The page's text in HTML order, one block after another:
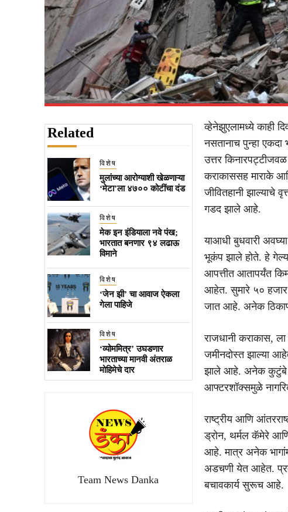
Related
विशेष
मुलांच्या आरोग्याशी खेळणाऱ्या
‘मेटा’ला ४७०० कोटींचा दंड
विशेष
मेक इन इंडियाला नवे पंख;
भारतात बनणार ९४ लढाऊ
विमाने
विशेष
‘जेन झी’ चा आवाज ऐकला
गेला पाहिजे
विशेष
‘व्योममित्र’ उघडणार
भारताच्या मानवी अंतराळ
मोहिमेचे दार
Team News Danka
व्हेनेझुएलामध्ये काही
नसतानाच पुन्हा
उत्तर
कराकाससह माराके
जीवितहानी झाल्याचे
गडद झाले आहे.
याआधी बुधवारी
भूकंप झाले होते. हे
आपत्तीत आतापर्यंत
आहेत. सुमारे ५० हजार
जात आहे. अनेक
राजधानी कराकास,
जमीनदोस्त झाल्या
झाले आहे. अनेक कुटुंबे
आफ्टरशॉक्समुळे
राष्ट्रीय आणि
ड्रोन, थर्मल कॅमेरे आणि
आहे. मात्र अनेक
अडचणी येत आहेत.
बचावकार्य सुरूच आहे.